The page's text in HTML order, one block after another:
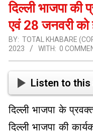
दिल्ली भाजपा की
एवं 28 जनवरी को
BY: TOTAL KHABARE
2023
WITH: 0
Listen to
दिल्ली भाजपा के
दिल्ली भाजपा की